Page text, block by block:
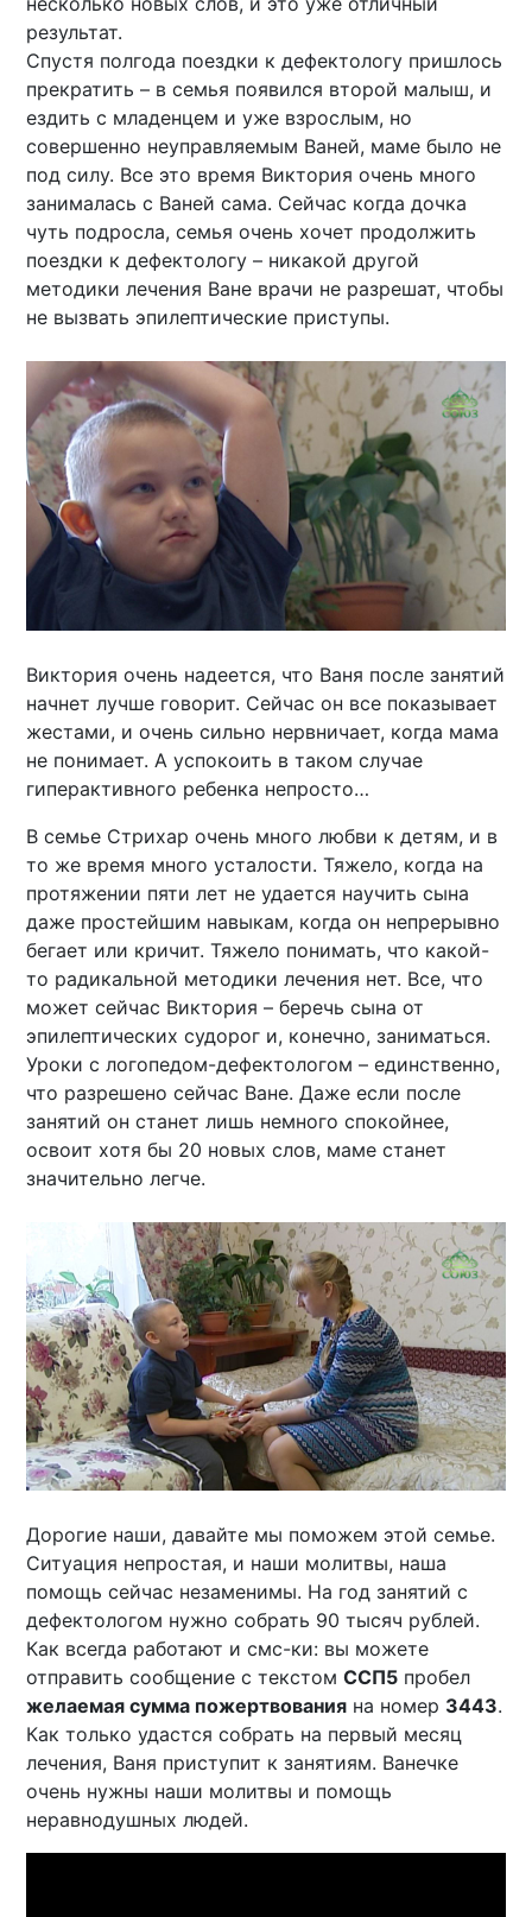
результат.
Спустя полгода поездки к дефектологу пришлось
прекратить – в семья появился второй малыш, и
ездить с младенцем и уже взрослым, но
совершенно неуправляемым Ваней, маме было не
под силу. Все это время Виктория очень много
занималась с Ваней сама. Сейчас когда дочка
чуть подросла, семья очень хочет продолжить
поездки к дефектологу – никакой другой
методики лечения Ване врачи не разрешат, чтобы
не вызвать эпилептические приступы.
Виктория очень надеется, что Ваня после занятий
начнет лучше говорит. Сейчас он все показывает
жестами, и очень сильно нервничает, когда мама
не понимает. А успокоить в таком случае
гиперактивного ребенка непросто…
В семье Стрихар очень много любви к детям, и в
то же время много усталости. Тяжело, когда на
протяжении пяти лет не удается научить сына
даже простейшим навыкам, когда он непрерывно
бегает или кричит. Тяжело понимать, что какой-
то радикальной методики лечения нет. Все, что
может сейчас Виктория – беречь сына от
эпилептических судорог и, конечно, заниматься.
Уроки с логопедом-дефектологом – единственно,
что разрешено сейчас Ване. Даже если после
занятий он станет лишь немного спокойнее,
освоит хотя бы 20 новых слов, маме станет
значительно легче.
Дорогие наши, давайте мы поможем этой семье.
Ситуация непростая, и наши молитвы, наша
помощь сейчас незаменимы. На год занятий с
дефектологом нужно собрать 90 тысяч рублей.
Как всегда работают и смс-ки: вы можете
отправить сообщение с текстомССП5 пробел
желаемая сумма пожертвования на номер 3443.
Как только удастся собрать на первый месяц
лечения, Ваня приступит к занятиям. Ванечке
очень нужны наши молитвы и помощь
неравнодушных людей.